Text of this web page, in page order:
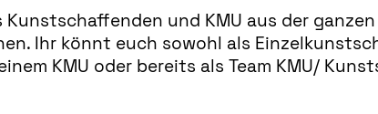
und KMU aus der
Ihr könnt euch sowohl als
KMU oder bereits als Team KMU/